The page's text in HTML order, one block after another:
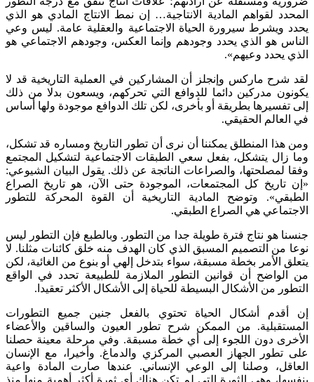
المحدد لقواهم المادية الانتاجية… إن نمط الانتاج المادي هو الذي
يحدد ويشرط سيرورة الحياة الاجتماعية والعقلية عامة. ليس وعي
الناس هو الذي يحدد وجودهم وإنما العكس، وجودهم الاجتماعي هو
الذي يحدد وعيهم».
لقد شرح ماركس وإنجلز أن المشاركين في العملية التاريخية قد لا
يكونون مدركين دائما للدوافع التي تحركهم، ويسعون بدلا من ذلك
إلى تفسيرها بطريقة أو بأخرى، لكن تلك الدوافع موجودة ولها أساس
في العالم الحقيقي.
ومن هذا المنطلق يمكننا أن نرى أن تطور التاريخ ومساره قد تشكل،
وما زال يتشكل، بفعل سعي الطبقات الاجتماعية لتشكيل المجتمع
وفقا لمصلحتها، والصراعات الناتجة عن ذلك. يقول البيان الشيوعي:
«إن تاريخ كل المجتمعات، الموجودة حتى الآن، هو تاريخ الصراع
الطبقي». وتوضح المادية التاريخية أن القوة المحركة للتطور
الاجتماعي هي الصراع الطبقي.
جنسنا هو نتاج فترة طويلة جدا من التطور. وبالطبع فإن التطور ليس
نوعا من التصميم المسبق الذي كان الهدف منه خلق كائنات مثلنا. لا
يتعلق الأمر بخطة مسبقة، سواء بتدخل إلهي أو بنوع من الغائية، لكن
من الواضح أن قوانين التطور الملازمة للطبيعة تحدد في الواقع
التطور من الأشكال البسيطة للحياة إلى الأشكال الأكثر تعقيدا.
إن أقدم أشكال الحياة تحتوي بالفعل جنين جميع التطورات
المستقبلية. من الممكن شرح تطور العيون والساقين والأعضاء
الأخرى دون اللجوء إلى أي خطة مسبقة. وفي مرحلة معينة حصلنا
على تطور الجهاز العصبي المركزي والدماغ. وأخيرا، مع الإنسان
العاقل، وصلنا إلى الوعي الإنساني. عندها صارت المادة واعية
بنفسها، وهي الثورة التي لم تكن هناك أي ثورة أكثر أهمية منها منذ